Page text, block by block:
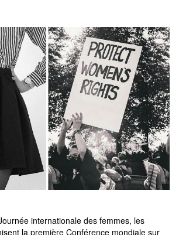
internationale des femmes, les
la première Conférence mondiale sur